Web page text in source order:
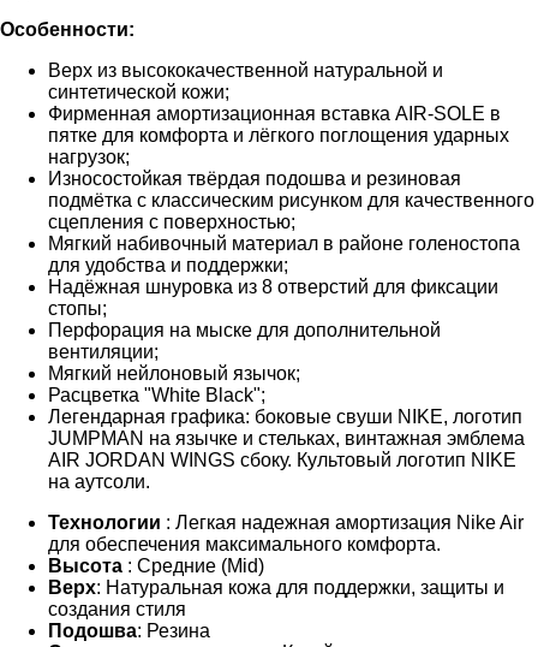
Особенности:
Верх из высококачественной натуральной и
синтетической кожи;
Фирменная амортизационная вставка AIR-SOLE в
пятке для комфорта и лёгкого поглощения ударных
нагрузок;
Износостойкая твёрдая подошва и резиновая
подмётка с классическим рисунком для качественного
сцепления с поверхностью;
Мягкий набивочный материал в районе голеностопа
для удобства и поддержки;
Надёжная шнуровка из 8 отверстий для фиксации
стопы;
Перфорация на мыске для дополнительной
вентиляции;
Мягкий нейлоновый язычок;
Расцветка "White Black";
Легендарная графика: боковые свуши NIKE, логотип
JUMPMAN на язычке и стельках, винтажная эмблема
AIR JORDAN WINGS сбоку. Культовый логотип NIKE
на аутсоли.
Технологии : Легкая надежная амортизация Nike Air
для обеспечения максимального комфорта.
Высота : Средние (Mid)
Верх: Натуральная кожа для поддержки, защиты и
создания стиля
Подошва: Резина